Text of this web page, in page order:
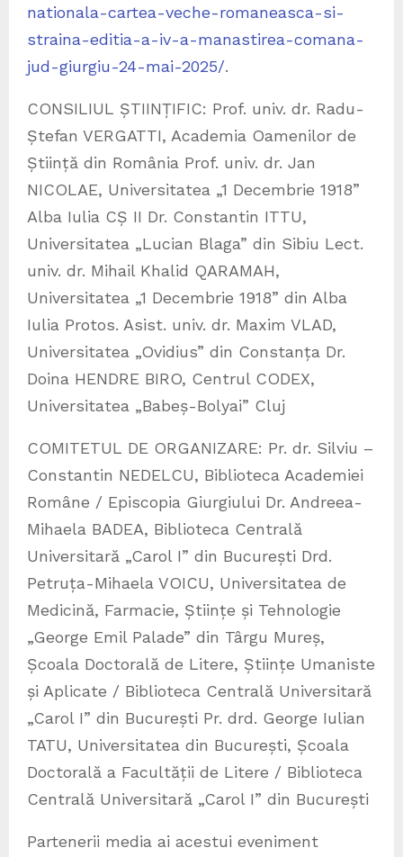
nationala-cartea-veche-romaneasca-si-
straina-editia-a-iv-a-manastirea-comana-
jud-giurgiu-24-mai-2025/.
CONSILIUL ȘTIINȚIFIC: Prof. univ. dr. Radu-
Ștefan VERGATTI, Academia Oamenilor de
Știință din România Prof. univ. dr. Jan
NICOLAE, Universitatea „1 Decembrie 1918”
Alba Iulia CȘ II Dr. Constantin ITTU,
Universitatea „Lucian Blaga” din Sibiu Lect.
univ. dr. Mihail Khalid QARAMAH,
Universitatea „1 Decembrie 1918” din Alba
Iulia Protos. Asist. univ. dr. Maxim VLAD,
Universitatea „Ovidius” din Constanța Dr.
Doina HENDRE BIRO, Centrul CODEX,
Universitatea „Babeș-Bolyai” Cluj
COMITETUL DE ORGANIZARE: Pr. dr. Silviu –
Constantin NEDELCU, Biblioteca Academiei
Române / Episcopia Giurgiului Dr. Andreea-
Mihaela BADEA, Biblioteca Centrală
Universitară „Carol I” din București Drd.
Petruța-Mihaela VOICU, Universitatea de
Medicină, Farmacie, Științe și Tehnologie
„George Emil Palade” din Târgu Mureș,
Școala Doctorală de Litere, Științe Umaniste
și Aplicate / Biblioteca Centrală Universitară
„Carol I” din București Pr. drd. George Iulian
TATU, Universitatea din București, Școala
Doctorală a Facultății de Litere / Biblioteca
Centrală Universitară „Carol I” din București
Partenerii media ai acestui eveniment